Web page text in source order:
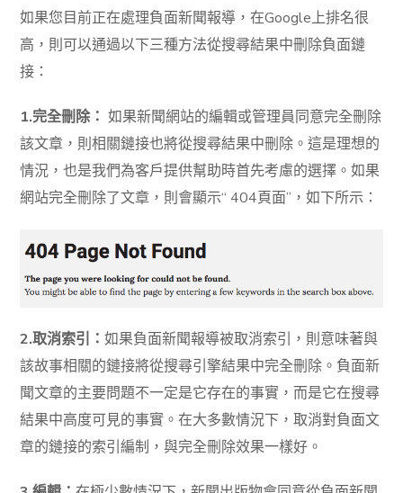
如果您目前正在處理負面新聞報導，在Google上排名很
高，則可以通過以下三種方法從搜尋結果中刪除負面鏈
接：
1.完全刪除： 如果新聞網站的編輯或管理員同意完全刪除
該文章，則相關鏈接也將從搜尋結果中刪除。這是理想的
情況，也是我們為客戶提供幫助時首先考慮的選擇。如果
網站完全刪除了文章，則會顯示“ 404頁面”，如下所示：
2.取消索引：如果負面新聞報導被取消索引，則意味著與
該故事相關的鏈接將從搜尋引擎結果中完全刪除。負面新
聞文章的主要問題不一定是它存在的事實，而是它在搜尋
結果中高度可見的事實。在大多數情況下，取消對負面文
章的鏈接的索引編制，與完全刪除效果一樣好。